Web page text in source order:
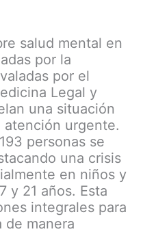
salud mental en
por la
por el
Legal y
una situación
atención urgente.
personas se
una crisis
en niños y
y 21 años. Esta
integrales para
de manera